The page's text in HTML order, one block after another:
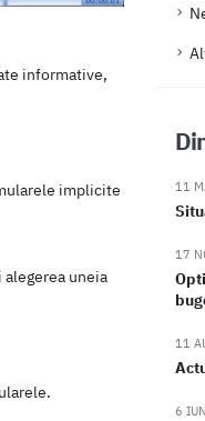
informative,
implicite
uneia
11
17
11
6